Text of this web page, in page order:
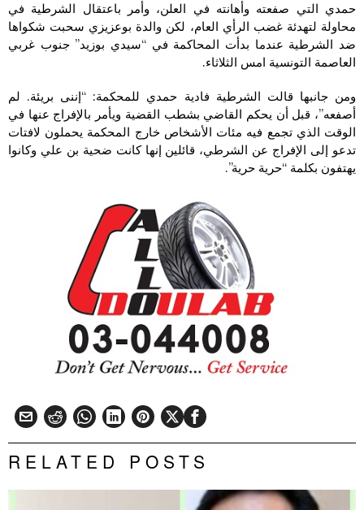
حمدي التي صفعته وأهانته في العلن، وأمر باعتقال الشرطية في
محاولة لتهدئة غضب الرأي العام، لكن والدة بوعزيزي سحبت شكواها
ضد الشرطية عندما بدأت المحاكمة في “سيدي بوزيد” جنوب غربي
العاصمة التونسية امس الثلاثاء.
ومن جانبها قالت الشرطية فادية حمدي للمحكمة: “إننى بريئة. لم
أصفعه”، قبل أن يحكم القاضي بشطب القضية ويأمر بالإفراج عنها في
الوقت الذي تجمع فيه مئات الأشخاص خارج المحكمة يحملون لافتات
تدعو إلى الإفراج عن الشرطي، قائلين إنها كانت ضحية بن علي وكانوا
يهتفون بكلمة “حرية حرية”.
RELATED POSTS